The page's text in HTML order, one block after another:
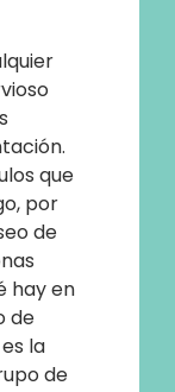
que
por
de
hay en
de
la
de